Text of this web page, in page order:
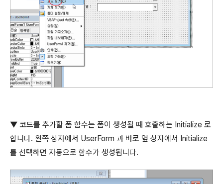
▼ 코드를 추가할 폼 함수는 폼이 생성될 때 호출하는 Initialize 로
합니다. 왼쪽 상자에서 UserForm 과 바로 옆 상자에서 Initialize
를 선택하면 자동으로 함수가 생성됩니다.